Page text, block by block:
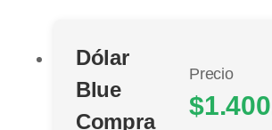
Dólar
Blue
Compra
Precio